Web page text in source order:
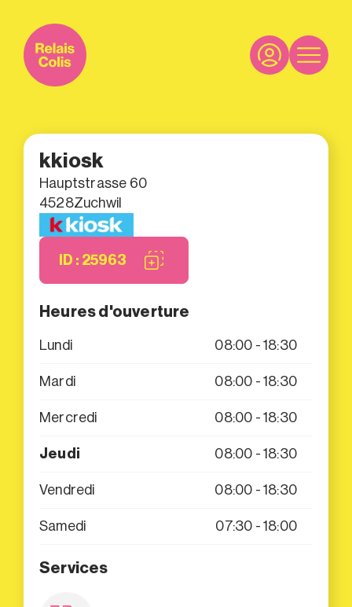
kkiosk
Hauptstrasse 60
4528Zuchwil
ID : 25963
Heures d'ouverture
Lundi 08:00 - 18:30
Mardi 08:00 - 18:30
Mercredi 08:00 - 18:30
Jeudi 08:00 - 18:30
Vendredi 08:00 - 18:30
Samedi 07:30 - 18:00
Services